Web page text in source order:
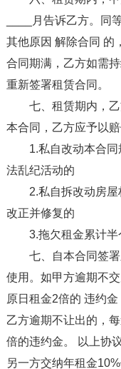
____月告诉乙方。同
其他原因 解除合同 的
合同期满，乙方如需
重新签署租赁合同。
七、租赁期内，
本合同，乙方应予以赔
1.私自改动本合
法乱纪活动的
2.私自拆改动房
改正并修复的
3.拖欠租金累计半
七、自本合同签
使用。如甲方逾期不
原日租金2倍的 违约
乙方逾期不让出的，
倍的违约金。 以上协
另一方交纳年租金10%